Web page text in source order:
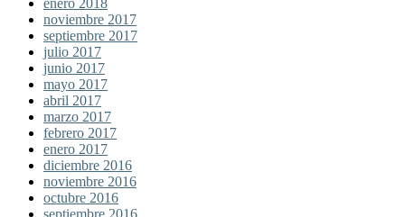
enero 2018
noviembre 2017
septiembre 2017
julio 2017
junio 2017
mayo 2017
abril 2017
marzo 2017
febrero 2017
enero 2017
diciembre 2016
noviembre 2016
octubre 2016